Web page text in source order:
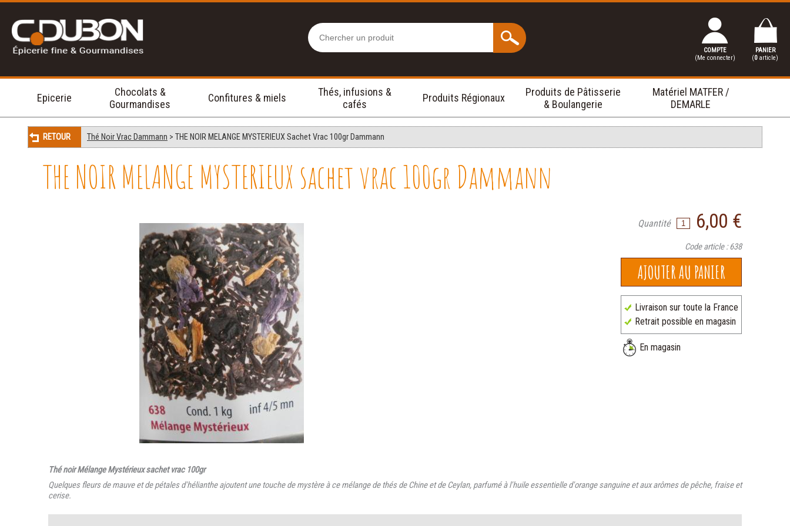
COMPTE
(Me connecter)
PANIER
(0 article)
Epicerie
Chocolats &
Gourmandises
Confitures & miels
Thés, infusions &
cafés
Produits Régionaux
Produits de Pâtisserie
& Boulangerie
Matériel MATFER /
DEMARLE
RETOUR Thé Noir Vrac Dammann > THE NOIR MELANGE MYSTERIEUX Sachet Vrac 100gr Dammann
THE NOIR MELANGE MYSTERIEUX sachet vrac 100gr Dammann
6,00 €
Quantité
Code article : 638
Livraison sur toute la France
Retrait possible en magasin
En magasin
Thé noir Mélange Mystérieux sachet vrac 100gr
Quelques fleurs de mauve et de pétales d'hélianthe ajoutent une touche de mystère à ce mélange de thés de Chine et de Ceylan, parfumé à l'huile essentielle d'orange sanguine et aux arômes de pêche, fraise et
cerise.